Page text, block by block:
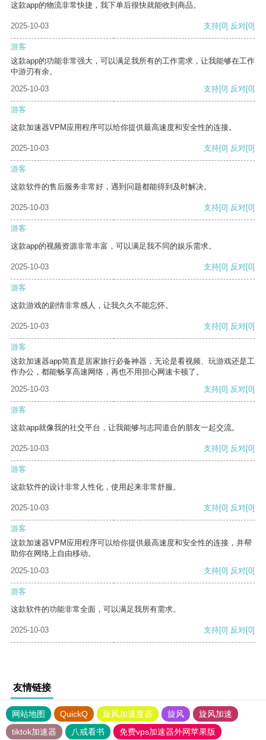
这款app的物流非常快捷，我下单后很快就能收到商品。
2025-10-03 支持[0] 反对[0]
游客
这款app的功能非常强大，可以满足我所有的工作需求，让我能够在工作
中游刃有余。
2025-10-03
支持[0] 反对[0]
游客
这款加速器VPM应用程序可以给你提供最高速度和安全性的连接。
2025-10-03 支持[0] 反对[0]
游客
这款软件的售后服务非常好，遇到问题都能得到及时解决。
2025-10-03 支持[0] 反对[0]
游客
这款app的视频资源非常丰富，可以满足我不同的娱乐需求。
2025-10-03 支持[0] 反对[0]
游客
这款游戏的剧情非常感人，让我久久不能忘怀。
2025-10-03 支持[0] 反对[0]
游客
这款加速器app简直是居家旅行必备神器，无论是看视频、玩游戏还是工
作办公，都能畅享高速网络，再也不用担心网速卡顿了。
2025-10-03
支持[0] 反对[0]
游客
这款app就像我的社交平台，让我能够与志同道合的朋友一起交流。
2025-10-03 支持[0] 反对[0]
游客
这款软件的设计非常人性化，使用起来非常舒服。
2025-10-03 支持[0] 反对[0]
游客
这款加速器VPM应用程序可以给你提供最高速度和安全性的连接，并帮
助你在网络上自由移动。
2025-10-03
支持[0] 反对[0]
游客
这款软件的功能非常全面，可以满足我所有需求。
2025-10-03 支持[0] 反对[0]
友情链接
网站地图 QuickQ 旋风加速度器 旋风
旋风加速
tiktok加速器
八戒看书 免费vps加速器外网苹果版